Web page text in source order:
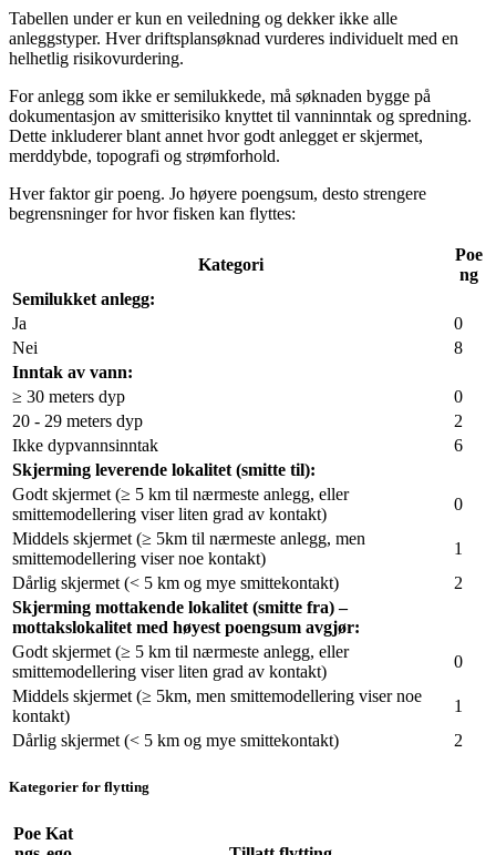
Tabellen under er kun en veiledning og dekker ikke alle
anleggstyper. Hver driftsplansøknad vurderes individuelt med en
helhetlig risikovurdering.
For anlegg som ikke er semilukkede, må søknaden bygge på
dokumentasjon av smitterisiko knyttet til vanninntak og spredning.
Dette inkluderer blant annet hvor godt anlegget er skjermet,
merddybde, topografi og strømforhold.
Hver faktor gir poeng. Jo høyere poengsum, desto strengere
begrensninger for hvor fisken kan flyttes:
Kategori
Poe
ng
Semilukket anlegg:
Ja
0
Nei
8
Inntak av vann:
≥ 30 meters dyp
0
20 - 29 meters dyp
2
Ikke dypvannsinntak
6
Skjerming leverende lokalitet (smitte til):
Godt skjermet (≥ 5 km til nærmeste anlegg, eller
smittemodellering viser liten grad av kontakt)
0
Middels skjermet (≥ 5km til nærmeste anlegg, men
smittemodellering viser noe kontakt)
1
Dårlig skjermet (< 5 km og mye smittekontakt)
2
Skjerming mottakende lokalitet (smitte fra) –
mottakslokalitet med høyest poengsum avgjør:
Godt skjermet (≥ 5 km til nærmeste anlegg, eller
smittemodellering viser liten grad av kontakt)
0
Middels skjermet (≥ 5km, men smittemodellering viser noe
kontakt)
1
Dårlig skjermet (< 5 km og mye smittekontakt)
2
Kategorier for flytting
Poe Kat